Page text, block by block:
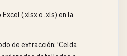
(.xlsx o .xls) en la
de extracción: 'Celda